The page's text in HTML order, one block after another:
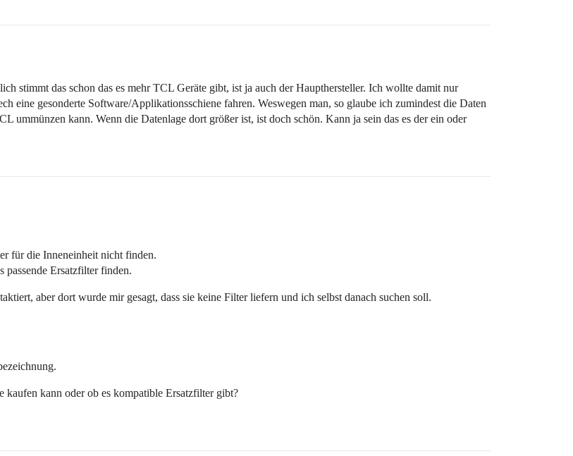
stimmt das schon das es mehr TCL Geräte gibt, ist ja auch der Haupthersteller. Ich wollte damit nur
eine gesonderte Software/Applikationsschiene fahren. Weswegen man, so glaube ich zumindest die Daten
ummünzen kann. Wenn die Datenlage dort größer ist, ist doch schön. Kann ja sein das es der ein oder
für die Inneneinheit nicht finden.
Ersatzfilter finden.
aber dort wurde mir gesagt, dass sie keine Filter liefern und ich selbst danach suchen soll.
kann oder ob es kompatible Ersatzfilter gibt?